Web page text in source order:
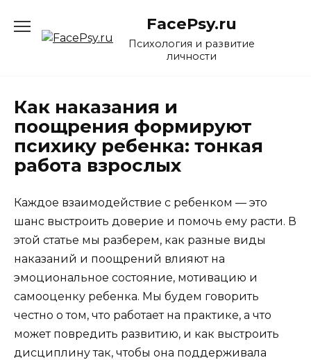
содержанию
FacePsy.ru
Психология и развитие
личности
Как наказания и
поощрения формируют
психику ребенка: тонкая
работа взрослых
Каждое взаимодействие с ребенком — это
шанс выстроить доверие и помочь ему расти. В
этой статье мы разберем, как разные виды
наказаний и поощрений влияют на
эмоциональное состояние, мотивацию и
самооценку ребенка. Мы будем говорить
честно о том, что работает на практике, а что
может повредить развитию, и как выстроить
дисциплину так, чтобы она поддерживала